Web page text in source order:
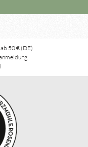
50 € (DE)